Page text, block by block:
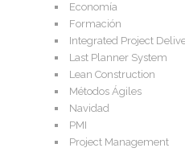
Economía
Formación
Integrated Project
Last Planner System
Lean Construction
Métodos Ágiles
Navidad
PMI
Project Management